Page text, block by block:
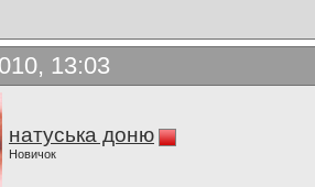
13:03
натуська доню
Новичок